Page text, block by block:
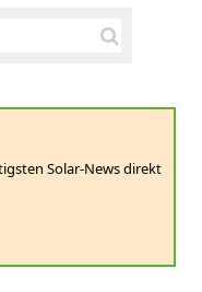
Solar-News direkt